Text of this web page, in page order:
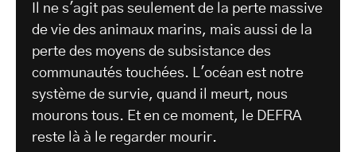
Il ne s'agit pas seulement de la perte massive
de vie des animaux marins, mais aussi de la
perte des moyens de subsistance des
communautés touchées. L'océan est notre
système de survie, quand il meurt, nous
mourons tous. Et en ce moment, le DEFRA
reste là à le regarder mourir.